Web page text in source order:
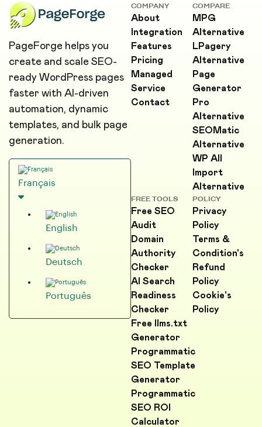
PageForge helps you
create and scale SEO-
ready WordPress pages
faster with AI-driven
automation, dynamic
templates, and bulk page
generation.
Français
English
Deutsch
Português
COMPANY
About
Integration
Features
Pricing
Managed
Service
Contact
COMPARE
MPG
Alternative
LPagery
Alternative
Page
Generator
Pro
Alternative
SEOMatic
Alternative
WP All
Import
Alternative
FREE TOOLS
Free SEO
Audit
Domain
Authority
Checker
AI Search
Readiness
Checker
Free llms.txt
Generator
Programmatic
SEO Template
Generator
Programmatic
SEO ROI
Calculator
POLICY
Privacy
Policy
Terms &
Condition's
Refund
Policy
Cookie's
Policy